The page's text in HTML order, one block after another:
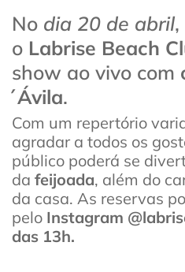
No dia 20 de abril,
o Labrise Beach
show ao vivo com
́ Ávila.
Com um repertório
agradar a todos os
público poderá se
da feijoada, além do
da casa. As reservas
pelo Instagram
das 13h.